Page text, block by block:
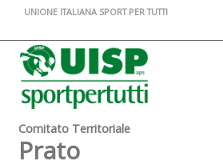
UNIONE ITALIANA SPORT PER TUTTI
Comitato Territoriale
Prato